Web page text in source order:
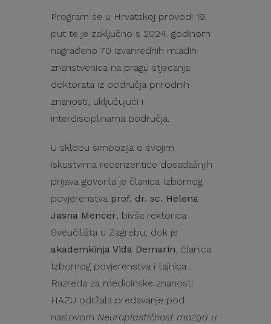
Program se u Hrvatskoj provodi 19.
put te je zaključno s 2024. godinom
nagrađeno 70 izvanrednih mladih
znanstvenica na pragu stjecanja
doktorata iz područja prirodnih
znanosti, uključujući i
interdisciplinarna područja.
U sklopu simpozija o svojim
iskustvima recenzentice dosadašnjih
prijava govorila je članica Izbornog
povjerenstva prof. dr. sc. Helena
Jasna Mencer, bivša rektorica
Sveučilišta u Zagrebu, dok je
akademkinja Vida Demarin, članica
Izbornog povjerenstva i tajnica
Razreda za medicinske znanosti
HAZU održala predavanje pod
naslovom Neuroplastičnost mozga u